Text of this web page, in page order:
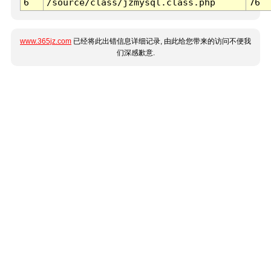
6 /source/class/jzmysql.class.php 76
www.365jz.com 已经将此出错信息详细记录, 由此给您带来的访问不便我
们深感歉意.